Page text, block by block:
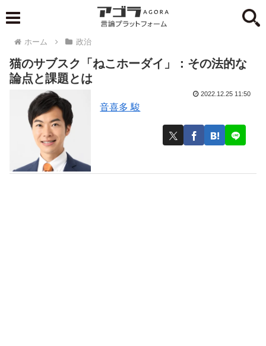
ホーム 政治
猫のサブスク「ねこホーダイ」：その法的な
論点と課題とは
音喜多 駿
2022.12.25 11:50